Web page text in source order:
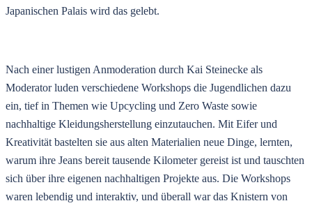
Japanischen Palais wird das gelebt.
Nach einer lustigen Anmoderation durch Kai Steinecke als
Moderator luden verschiedene Workshops die Jugendlichen dazu
ein, tief in Themen wie Upcycling und Zero Waste sowie
nachhaltige Kleidungsherstellung einzutauchen. Mit Eifer und
Kreativität bastelten sie aus alten Materialien neue Dinge, lernten,
warum ihre Jeans bereit tausende Kilometer gereist ist und tauschten
sich über ihre eigenen nachhaltigen Projekte aus. Die Workshops
waren lebendig und interaktiv, und überall war das Knistern von